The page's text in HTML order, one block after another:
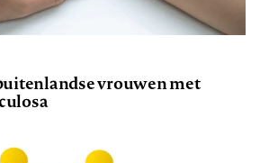
vrouwen met